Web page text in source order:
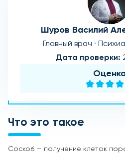
Шуров Василий
Главный врач ·
Дата проверки:
Что это такое
Соскоб — получение клеток